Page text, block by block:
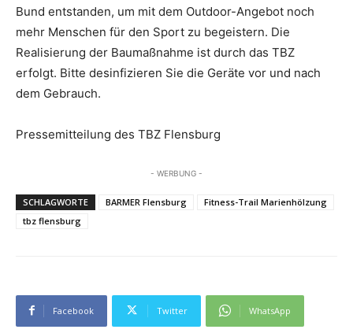
Bund entstanden, um mit dem Outdoor-Angebot noch
mehr Menschen für den Sport zu begeistern. Die
Realisierung der Baumaßnahme ist durch das TBZ
erfolgt. Bitte desinfizieren Sie die Geräte vor und nach
dem Gebrauch.
Pressemitteilung des TBZ Flensburg
- WERBUNG -
SCHLAGWORTE BARMER Flensburg
Fitness-Trail Marienhölzung
tbz flensburg
Facebook Twitter WhatsApp